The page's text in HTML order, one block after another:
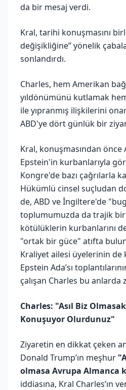
da bir mesaj verdi.
Kral, tarihi konuşmasını
değişikliğine” yönelik
sonlandırdı.
Charles, hem Amerikan
yıldönümünü kutlamak
ile yıpranmış ilişkilerini
ABD'ye dört günlük bir
Kral, konuşmasından önce
Epstein'in kurbanlarıyla
Kongre'de bazı çağrılarla
Hükümlü cinsel suçludan
de, ABD ve İngiltere'de
toplumumuzda da trajik bir
kötülüklerin kurbanlarını
"ortak bir güce" atıfta
Kraliyet ailesi üyelerinin de
Epstein Ada’sı
çalışan Charles bu anlarda
Charles: "Asıl Biz
Konuşuyor Olurdunuz"
Ziyaretin en dikkat çeken
Donald Trump’ın meşhur
olmasa Avrupa Almanca
iddiasına, Kral Charles’ın